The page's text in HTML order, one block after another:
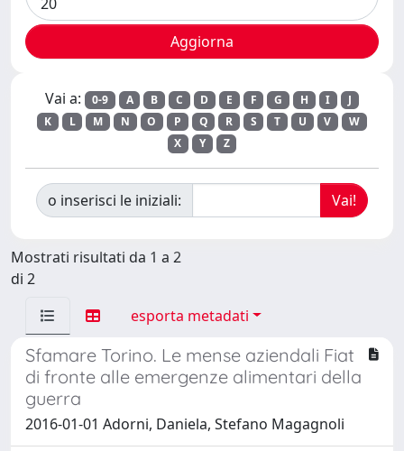
Vai a: 0-9 A B C D E F G H I
J
K
L M N O P Q R S T U V
W
X
Y Z
o inserisci le iniziali:
Mostrati risultati da 1 a 2
di 2
esporta metadati
Sfamare Torino. Le mense aziendali Fiat
di fronte alle emergenze alimentari della
guerra
2016-01-01 Adorni, Daniela, Stefano Magagnoli